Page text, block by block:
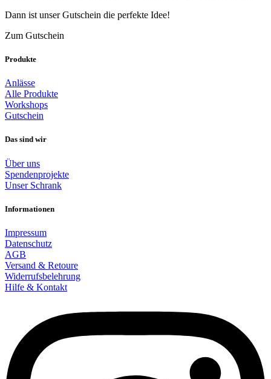
Dann ist unser Gutschein die perfekte Idee!
Zum Gutschein
Produkte
Anlässe
Alle Produkte
Workshops
Gutschein
Das sind wir
Über uns
Spendenprojekte
Unser Schrank
Informationen
Impressum
Datenschutz
AGB
Versand & Retoure
Widerrufsbelehrung
Hilfe & Kontakt